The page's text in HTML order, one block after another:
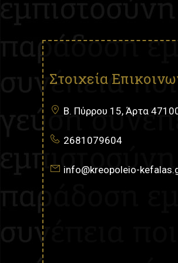
Στοιχεία
Β. Πύρρου 15, Άρτα
2681079604
info@kreopoleio-